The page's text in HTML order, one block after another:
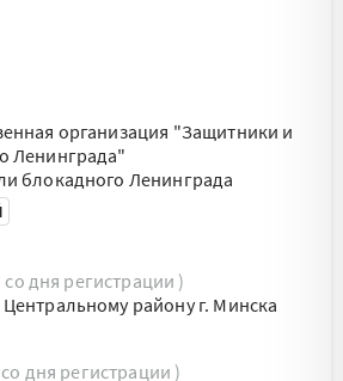
организация "Защитники и
Ленинграда"
блокадного Ленинграда
со дня регистрации )
району г. Минска
дня регистрации )